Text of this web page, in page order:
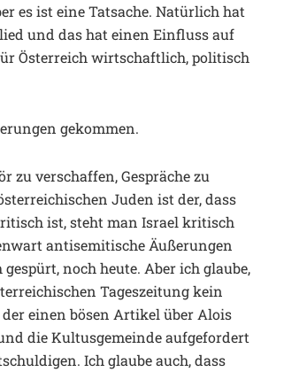
es ist eine Tatsache. Natürlich hat
und das hat einen Einfluss auf
Österreich wirtschaftlich, politisch
gekommen.
zu verschaffen, Gespräche zu
Juden ist der, dass
ist, steht man Israel kritisch
antisemitische Äußerungen
noch heute. Aber ich glaube,
Tageszeitung kein
einen bösen Artikel über Alois
die Kultusgemeinde aufgefordert
Ich glaube auch, dass